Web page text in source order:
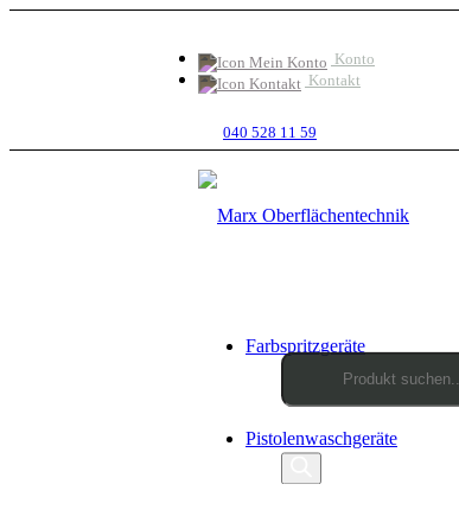
Konto
Kontakt
040 528 11 59
Farbspritzgeräte
Pistolenwaschgeräte
Products